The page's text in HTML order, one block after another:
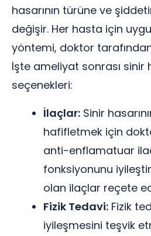
hasarının türüne ve
değişir. Her hasta için
yöntemi, doktor
İşte ameliyat sonrası sinir
seçenekleri:
İlaçlar: Sinir
hafifletmek için
anti-enflamatuar
fonksiyonunu
olan ilaçlar reçete
Fizik Tedavi: Fizik
iyileşmesini teşvik